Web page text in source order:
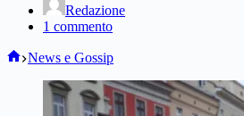
Redazione
1 commento
Home
News e Gossip